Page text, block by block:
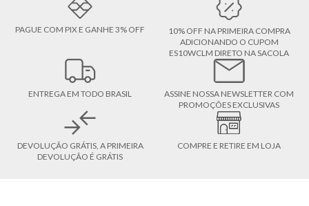
PAGUE COM PIX E GANHE 3% OFF
10% OFF NA PRIMEIRA COMPRA
ADICIONANDO O CUPOM
ES10WCLM DIRETO NA SACOLA
ENTREGA EM TODO BRASIL
ASSINE NOSSA NEWSLETTER COM
PROMOÇÕES EXCLUSIVAS
DEVOLUÇÃO GRÁTIS, A PRIMEIRA
DEVOLUÇÃO É GRÁTIS
COMPRE E RETIRE EM LOJA